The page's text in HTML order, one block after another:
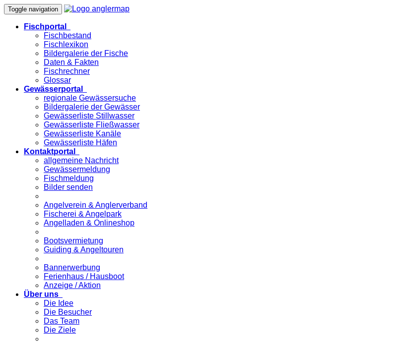
Toggle navigation
Fischportal
Fischbestand
Fischlexikon
Bildergalerie der Fische
Daten & Fakten
Fischrechner
Glossar
Gewässerportal
regionale Gewässersuche
Bildergalerie der Gewässer
Gewässerliste Stillwasser
Gewässerliste Fließwasser
Gewässerliste Kanäle
Gewässerliste Häfen
Kontaktportal
allgemeine Nachricht
Gewässermeldung
Fischmeldung
Bilder senden
Angelverein & Anglerverband
Fischerei & Angelpark
Angelladen & Onlineshop
Bootsvermietung
Guiding & Angeltouren
Bannerwerbung
Ferienhaus / Hausboot
Anzeige / Aktion
Über uns
Die Idee
Die Besucher
Das Team
Die Ziele